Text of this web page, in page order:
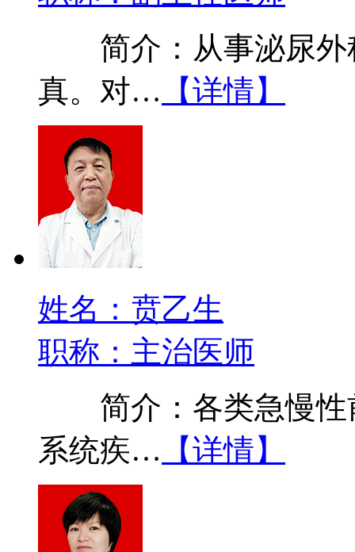
简介：从事泌尿外
真。对… 【详情】
姓名：贲乙生
职称：主治医师
简介：各类急慢性
系统疾… 【详情】